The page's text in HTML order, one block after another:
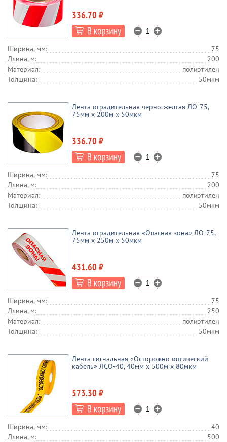
336.70 ₽
Ширина, мм:
75
Длина, м:
200
Материал:
полиэтилен
Толщина:
50мкм
Лента оградительная черно-желтая ЛО-75,
75мм x 200м х 50мкм
336.70 ₽
Ширина, мм:
75
Длина, м:
200
Материал:
полиэтилен
Толщина:
50мкм
Лента оградительная «Опасная зона» ЛО-75,
75мм х 250м х 50мкм
431.60 ₽
Ширина, мм:
75
Длина, м:
250
Материал:
полиэтилен
Толщина:
50мкм
Лента сигнальная «Осторожно оптический
кабель» ЛСО-40, 40мм х 500м х 80мкм
573.30 ₽
Ширина, мм:
40
Длина, м:
500